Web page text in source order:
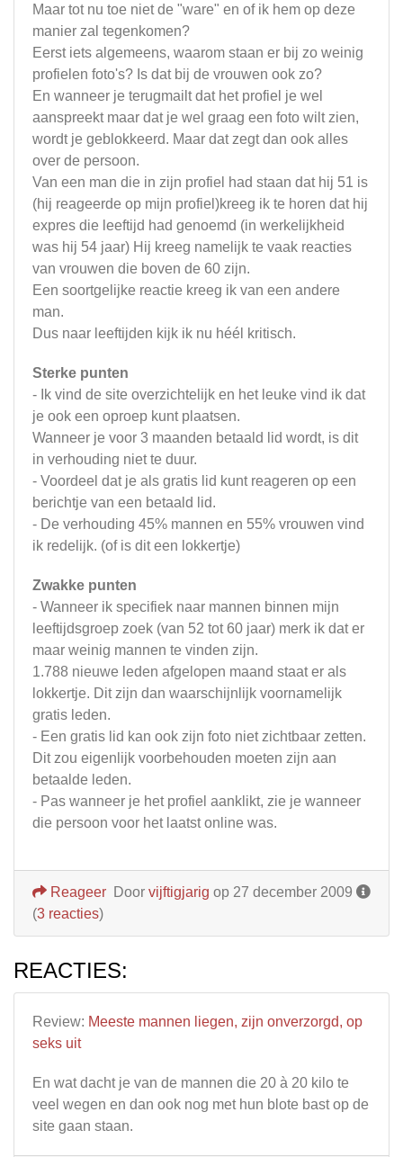
Maar tot nu toe niet de "ware" en of ik hem op deze
manier zal tegenkomen?
Eerst iets algemeens, waarom staan er bij zo weinig
profielen foto's? Is dat bij de vrouwen ook zo?
En wanneer je terugmailt dat het profiel je wel
aanspreekt maar dat je wel graag een foto wilt zien,
wordt je geblokkeerd. Maar dat zegt dan ook alles
over de persoon.
Van een man die in zijn profiel had staan dat hij 51 is
(hij reageerde op mijn profiel)kreeg ik te horen dat hij
expres die leeftijd had genoemd (in werkelijkheid
was hij 54 jaar) Hij kreeg namelijk te vaak reacties
van vrouwen die boven de 60 zijn.
Een soortgelijke reactie kreeg ik van een andere
man.
Dus naar leeftijden kijk ik nu héél kritisch.
Sterke punten
- Ik vind de site overzichtelijk en het leuke vind ik dat
je ook een oproep kunt plaatsen.
Wanneer je voor 3 maanden betaald lid wordt, is dit
in verhouding niet te duur.
- Voordeel dat je als gratis lid kunt reageren op een
berichtje van een betaald lid.
- De verhouding 45% mannen en 55% vrouwen vind
ik redelijk. (of is dit een lokkertje)
Zwakke punten
- Wanneer ik specifiek naar mannen binnen mijn
leeftijdsgroep zoek (van 52 tot 60 jaar) merk ik dat er
maar weinig mannen te vinden zijn.
1.788 nieuwe leden afgelopen maand staat er als
lokkertje. Dit zijn dan waarschijnlijk voornamelijk
gratis leden.
- Een gratis lid kan ook zijn foto niet zichtbaar zetten.
Dit zou eigenlijk voorbehouden moeten zijn aan
betaalde leden.
- Pas wanneer je het profiel aanklikt, zie je wanneer
die persoon voor het laatst online was.
Door vijftigjarig op 27 december 2009
Reageer
(3 reacties)
REACTIES:
Review: Meeste mannen liegen, zijn onverzorgd, op
seks uit
En wat dacht je van de mannen die 20 à 20 kilo te
veel wegen en dan ook nog met hun blote bast op de
site gaan staan.